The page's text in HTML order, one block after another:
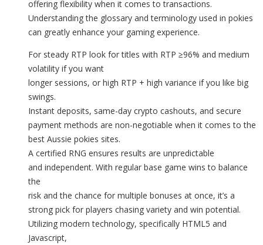
offering flexibility when it comes to transactions.
Understanding the glossary and terminology used in pokies
can greatly enhance your gaming experience.
For steady RTP look for titles with RTP ≥96% and medium
volatility if you want
longer sessions, or high RTP + high variance if you like big
swings.
Instant deposits, same-day crypto cashouts, and secure
payment methods are non-negotiable when it comes to the
best Aussie pokies sites.
A certified RNG ensures results are unpredictable
and independent. With regular base game wins to balance
the
risk and the chance for multiple bonuses at once, it’s a
strong pick for players chasing variety and win potential.
Utilizing modern technology, specifically HTML5 and
Javascript,